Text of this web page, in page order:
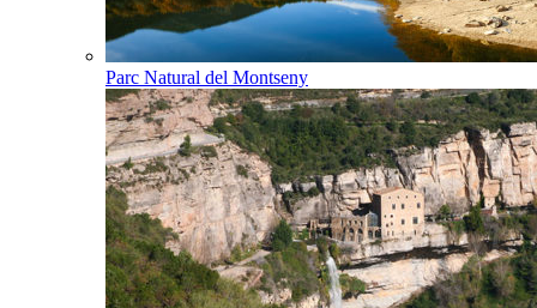
Parc Natural del Montseny